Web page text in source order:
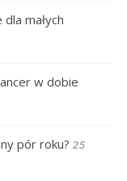
małych
w dobie
pór roku? 25